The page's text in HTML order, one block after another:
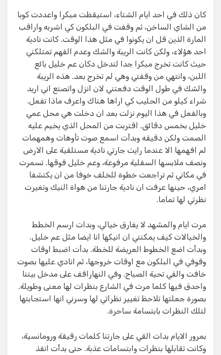
كان ذلك في احد ايام الشتاء، استيقظت مبكرا واعددت كوبا
من الشاي الساخن، ثم وقفت في البلكون كي اشربه واراقب
المارة الذين قل ان يكونوا في مثل هذا الوقت. كانت نادية
احد هؤلاء، ولكن كانت الريبة والشك وعدم الفهم تمتلكني
حيث كانت تخرج مبكرا جدا لتدخل دكان عم خليل بائع
اللبن، وانتهي من وقفتي وهي لم تخرج بعد. هذه الريبة
والشك في طول الوقت دفعتني لان انزل واتصنع اني اريد
شراء كيلو من الحليب كي اراها هناك واعرف ماذا تفعل.
وبالفعل في هذا اليوم نزلت بعد ان دخلت هي محل عمي
خليل بخمس دقائق. اقتربت من المحل الذي يخيم عليه
الصمت ولكن دقيقه وبدأت اسمع صوت تأوهات وهمهمات
لم افهمها الا عندما رايت جارتي نادية مستلقية على الارض
ونصف ملابسها السفلية مرفوعة، وعم خليل فوقها. تسمرت
في مكاني ثم تراجعت خطوة للخلف خوفا من ان يكتشفا
امري، حينها عرفت ان نادية جارتنا من هواة النيك وتغيرت
نظرتي لها تماما.
مرت ايام والمشهد لا يفارق خيالي، وبدات ارسم الخطط
والخيالات كيف يمكنني ان انيكها انا ايضا مثل عم خليل.
وبدأت اضع الخطوط العريضة للخطة. بدأت اضبط اوقات
وقوفي في البلكون مع اوقات خروجها، ثم انادي عليها بصوت
خافت والقي تحية الصباح. وفي النهاراقف على مدخل بيتنا
واحدق فيها كلما مرت في الشارع بنظرات لها معنى وطويلة.
بصورة جعلتها تلاحظ تغيير نظراتي لها وسرني انها استجابتها
لتلك النظرات بابتسامة ساحرة.
بمرور الايام بدات القي على جارتنا كلمات رقيقة ورومانسية،
وكانت تقابلها بنظرات وابتسامات عذبة. حتى بدأت انفذ